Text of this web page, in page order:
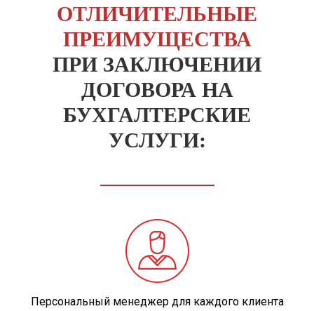
ОТЛИЧИТЕЛЬНЫЕ
ПРЕИМУЩЕСТВА
ПРИ ЗАКЛЮЧЕНИИ
ДОГОВОРА НА
БУХГАЛТЕРСКИЕ
УСЛУГИ:
Персональный менеджер для каждого клиента